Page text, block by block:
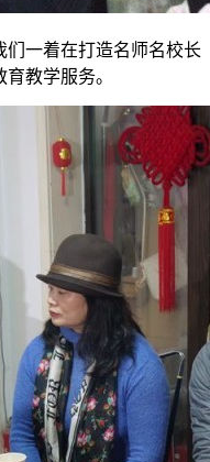
们一着在打造名师名校长
教学服务。